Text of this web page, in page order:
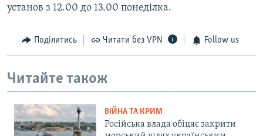
установ з 12.00 до 13.00 понеділка.
Поділитись Читати без VPN Follow us
Читайте також
ВІЙНА ТА КРИМ
Російська влада обіцяє закрити